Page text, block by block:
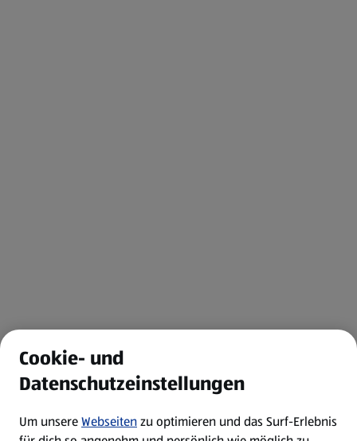
Cookie- und
Datenschutzeinstellungen
Um unsereWebseitenzu optimieren und das Surf-Erlebnis